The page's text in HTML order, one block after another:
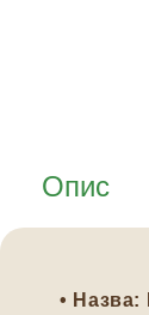
Опис
• Назва: